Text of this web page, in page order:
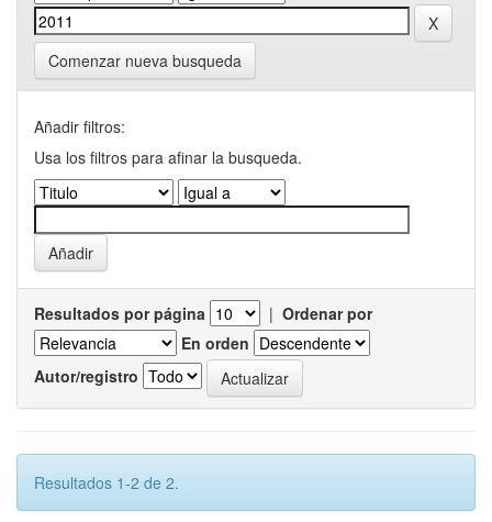
Comenzar nueva busqueda
Añadir filtros:
Usa los filtros para afinar la busqueda.
Resultados por página | Ordenar por
En orden
Autor/registro
Resultados 1-2 de 2.